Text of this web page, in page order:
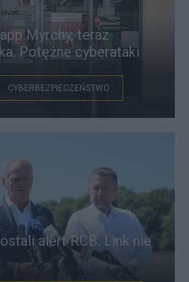
Myrchy, teraz
Potężne cyberataki
CYBERBEZPIECZEŃSTWO
alert RCB. Link nie